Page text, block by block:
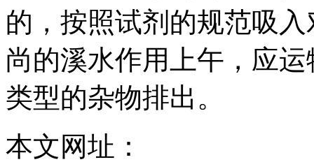
的，按照试剂的规范吸
尚的溪水作用上午，应
类型的杂物排出。
本文网址：